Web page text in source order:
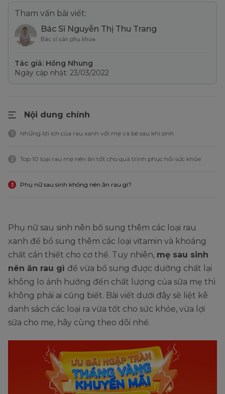
Tham vấn bài viết:
Bác Sĩ Nguyễn Thị Thu Trang
Bác sĩ sản phụ khoa
Tác giả: Hồng Nhung
Ngày cập nhật: 23/03/2022
Nội dung chính
1 Những lợi ích của rau xanh với mẹ và bé sau khi sinh
2 Top 10 loại rau mẹ nên ăn tốt cho quá trình phục hồi sức khỏe
3 Phụ nữ sau sinh không nên ăn rau gì?
Phụ nữ sau sinh nên bổ sung thêm các loại rau
xanh để bổ sung thêm các loại vitamin và khoáng
chất cần thiết cho cơ thể. Tuy nhiên, mẹ sau sinh
nên ăn rau gì để vừa bổ sung được dưỡng chất lại
không lo ảnh hưởng đến chất lượng của sữa mẹ thì
không phải ai cũng biết. Bài viết dưới đây sẽ liệt kê
danh sách các loại ra vừa tốt cho sức khỏe, vừa lợi
sữa cho mẹ, hãy cùng theo dõi nhé.